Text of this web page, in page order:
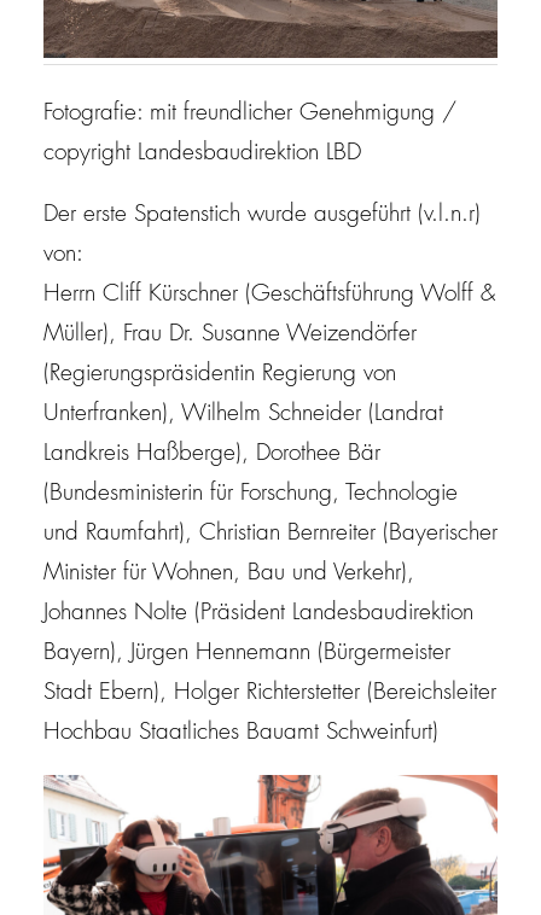
Fotografie: mit freundlicher Genehmigung /
copyright Landesbaudirektion LBD
Der erste Spatenstich wurde ausgeführt (v.l.n.r)
von:
Herrn Cliff Kürschner (Geschäftsführung Wolff &
Müller), Frau Dr. Susanne Weizendörfer
(Regierungspräsidentin Regierung von
Unterfranken), Wilhelm Schneider (Landrat
Landkreis Haßberge), Dorothee Bär
(Bundesministerin für Forschung, Technologie
und Raumfahrt), Christian Bernreiter (Bayerischer
Minister für Wohnen, Bau und Verkehr),
Johannes Nolte (Präsident Landesbaudirektion
Bayern), Jürgen Hennemann (Bürgermeister
Stadt Ebern), Holger Richterstetter (Bereichsleiter
Hochbau Staatliches Bauamt Schweinfurt)